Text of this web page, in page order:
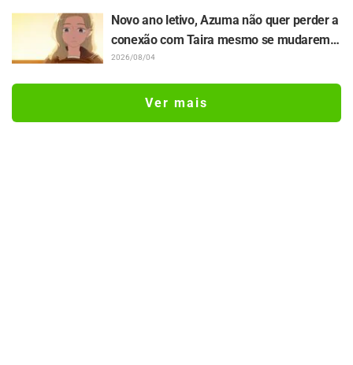
episódio 5 de "The Ghost in the Shell"
Novo ano letivo, Azuma não quer perder a
conexão com Taira mesmo se mudarem
de turma... Divulgados a sinopse e os
I Are Polar Opposites"
2026/08/04
Ver mais